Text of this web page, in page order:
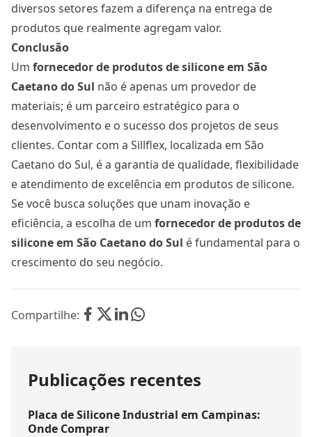
diversos setores fazem a diferença na entrega de
produtos que realmente agregam valor.
Conclusão
Um fornecedor de produtos de silicone em São
Caetano do Sul não é apenas um provedor de
materiais; é um parceiro estratégico para o
desenvolvimento e o sucesso dos projetos de seus
clientes. Contar com a Sillflex, localizada em São
Caetano do Sul, é a garantia de qualidade, flexibilidade
e atendimento de excelência em produtos de silicone.
Se você busca soluções que unam inovação e
eficiência, a escolha de um fornecedor de produtos de
silicone em São Caetano do Sul é fundamental para o
crescimento do seu negócio.
Compartilhe:
Publicações recentes
Placa de Silicone Industrial em Campinas:
Onde Comprar